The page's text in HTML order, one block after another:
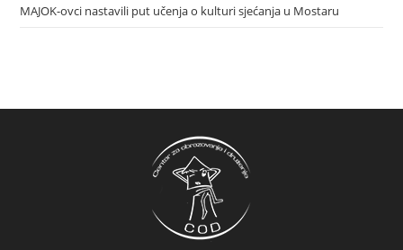
MAJOK-ovci nastavili put učenja o kulturi sjećanja u Mostaru